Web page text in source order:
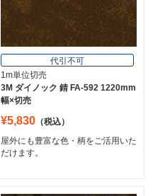
代引不可
1m単位切売
3M ダイノック 錆 FA-592 1220mm
幅×切売
¥5,830 （税込）
屋外にも豊富な色・柄をご活用いた
だけます。